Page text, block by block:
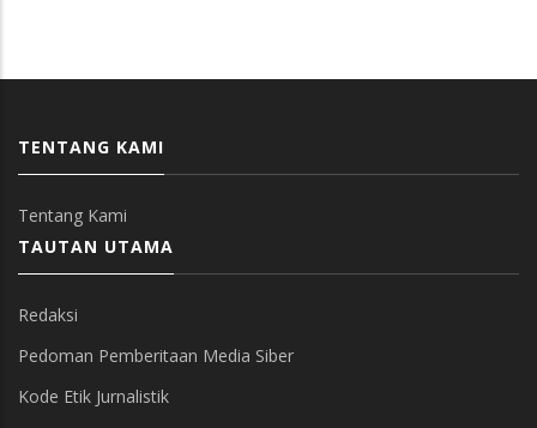
TENTANG KAMI
Tentang Kami
TAUTAN UTAMA
Redaksi
Pedoman Pemberitaan Media Siber
Kode Etik Jurnalistik